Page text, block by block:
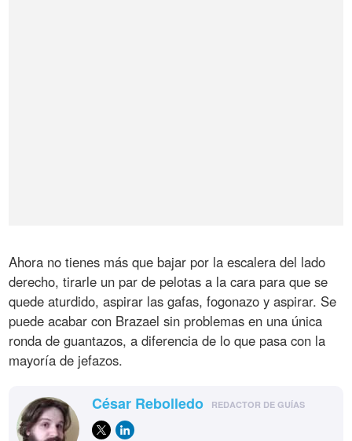
Ahora no tienes más que bajar por la escalera del lado
derecho, tirarle un par de pelotas a la cara para que se
quede aturdido, aspirar las gafas, fogonazo y aspirar. Se
puede acabar con Brazael sin problemas en una única
ronda de guantazos, a diferencia de lo que pasa con la
mayoría de jefazos.
César Rebolledo REDACTOR DE GUÍAS